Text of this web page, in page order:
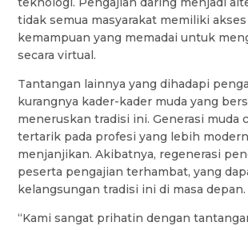
tidak semua masyarakat memiliki akses
kemampuan yang memadai untuk
secara virtual.
Tantangan lainnya yang dihadapi
kurangnya kader-kader muda yang
meneruskan tradisi ini. Generasi muda
tertarik pada profesi yang lebih
menjanjikan. Akibatnya, regenerasi
peserta pengajian terhambat, yang
kelangsungan tradisi ini di masa depan.
“Kami sangat prihatin dengan